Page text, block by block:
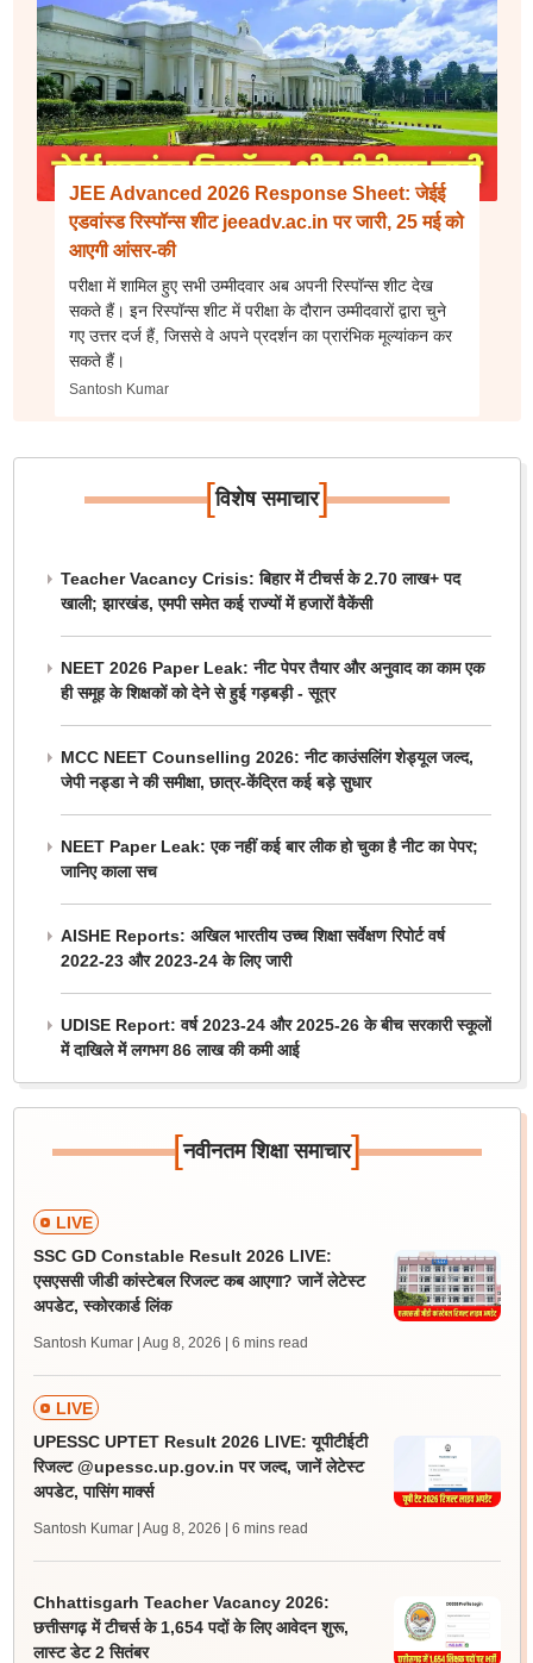
JEE Advanced 2026 Response Sheet: जेईई
एडवांस्ड रिस्पॉन्स शीट jeeadv.ac.in पर जारी, 25 मई को
आएगी आंसर-की
परीक्षा में शामिल हुए सभी उम्मीदवार अब अपनी रिस्पॉन्स शीट देख
सकते हैं। इन रिस्पॉन्स शीट में परीक्षा के दौरान उम्मीदवारों द्वारा चुने
गए उत्तर दर्ज हैं, जिससे वे अपने प्रदर्शन का प्रारंभिक मूल्यांकन कर
सकते हैं।
Santosh Kumar
[विशेष समाचार]
Teacher Vacancy Crisis: बिहार में टीचर्स के 2.70 लाख+ पद
खाली; झारखंड, एमपी समेत कई राज्यों में हजारों वैकेंसी
NEET 2026 Paper Leak: नीट पेपर तैयार और अनुवाद का काम एक
ही समूह के शिक्षकों को देने से हुई गड़बड़ी - सूत्र
MCC NEET Counselling 2026: नीट काउंसलिंग शेड्यूल जल्द,
जेपी नड्डा ने की समीक्षा, छात्र-केंद्रित कई बड़े सुधार
NEET Paper Leak: एक नहीं कई बार लीक हो चुका है नीट का पेपर;
जानिए काला सच
AISHE Reports: अखिल भारतीय उच्च शिक्षा सर्वेक्षण रिपोर्ट वर्ष
2022-23 और 2023-24 के लिए जारी
UDISE Report: वर्ष 2023-24 और 2025-26 के बीच सरकारी स्कूलों
में दाखिले में लगभग 86 लाख की कमी आई
[नवीनतम शिक्षा समाचार]
LIVE
SSC GD Constable Result 2026 LIVE:
एसएससी जीडी कांस्टेबल रिजल्ट कब आएगा? जानें लेटेस्ट
अपडेट, स्कोरकार्ड लिंक
Santosh Kumar | Aug 8, 2026 | 6 mins read
LIVE
UPESSC UPTET Result 2026 LIVE: यूपीटीईटी
रिजल्ट @upessc.up.gov.in पर जल्द, जानें लेटेस्ट
अपडेट, पासिंग मार्क्स
Santosh Kumar | Aug 8, 2026 | 6 mins read
Chhattisgarh Teacher Vacancy 2026:
छत्तीसगढ़ में टीचर्स के 1,654 पदों के लिए आवेदन शुरू,
लास्ट डेट 2 सितंबर